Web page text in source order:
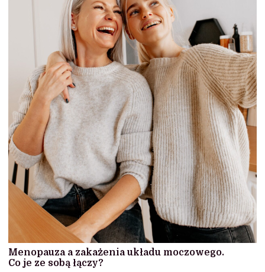
Menopauza a zakażenia układu moczowego.
Co je ze sobą łączy?